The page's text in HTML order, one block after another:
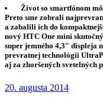
Život so smartfónom
Preto sme zobrali
a zabalili ich do
nový HTC One mini
super jemného 4,3″
prevratnej technológii
aj za zhoršených svetelných
20. augusta 2014